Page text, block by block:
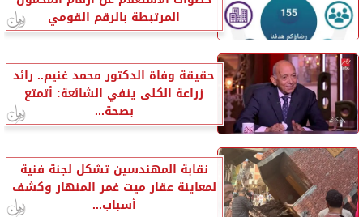
المرتبطة بالرقم القومي
حقيقة وفاة الدكتور محمد غنيم.. رائد
زراعة الكلى ينفي الشائعة: أتمتع
بصحة...
نقابة المهندسين تشكل لجنة فنية
لمعاينة عقار ميت غمر المنهار وكشف
أسباب...